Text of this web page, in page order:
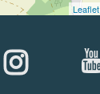
Leaflet